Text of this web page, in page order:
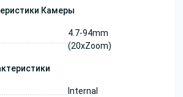
Камеры
4.7-94mm
(20xZoom)
Internal